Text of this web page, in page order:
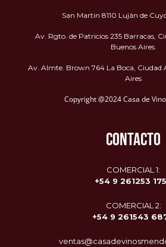
San Martin 8110 Luján de
Av. Rgto. de Patricios 235 Barracas,
Buenos Aires.
Av. Almte. Brown 764 La Boca, Ciudad
Aires
Copyright @2024 Casa de
CONTACTO
COMERCIAL 1:
+54 9 261253
COMERCIAL 2:
+54 9 261543